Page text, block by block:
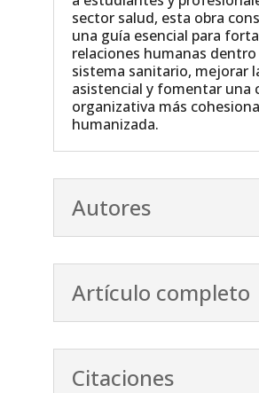
sector salud, esta obra
una guía esencial para
relaciones humanas dentro
sistema sanitario, mejorar
asistencial y fomentar una
organizativa más
humanizada.
Autores
Artículo completo
Citaciones